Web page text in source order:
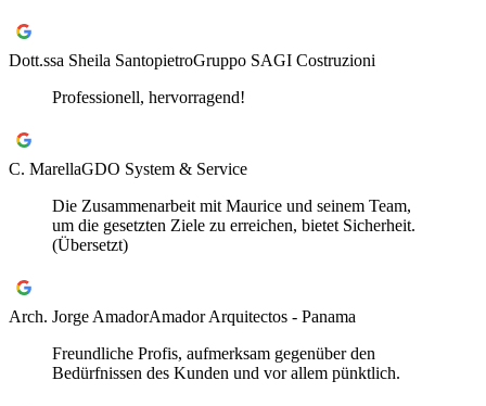
Dott.ssa Sheila SantopietroGruppo SAGI Costruzioni
Professionell, hervorragend!
C. MarellaGDO System & Service
Die Zusammenarbeit mit Maurice und seinem Team,
um die gesetzten Ziele zu erreichen, bietet Sicherheit.
(Übersetzt)
Arch. Jorge AmadorAmador Arquitectos - Panama
Freundliche Profis, aufmerksam gegenüber den
Bedürfnissen des Kunden und vor allem pünktlich.